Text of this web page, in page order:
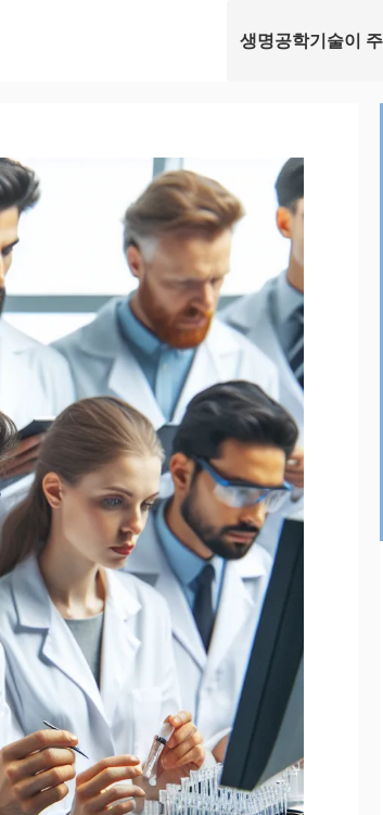
생명공학기술이